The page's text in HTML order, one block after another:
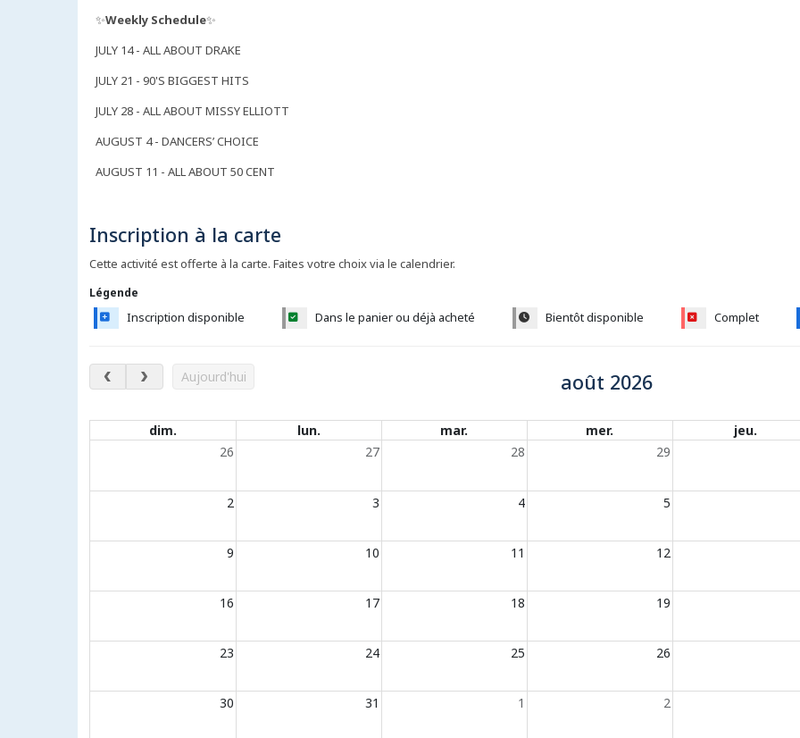
✨Weekly Schedule✨
JULY 14 - ALL ABOUT DRAKE
JULY 21 - 90'S BIGGEST HITS
JULY 28 - ALL ABOUT MISSY ELLIOTT
AUGUST 4 - DANCERS’ CHOICE
AUGUST 11 - ALL ABOUT 50 CENT
Inscription à la carte
Cette activité est offerte à la carte. Faites votre choix via le calendrier.
Légende
Inscription disponible Dans le panier ou déjà acheté Bientôt disponible Complet
août 2026
Aujourd'hui août 2026
Évènements du calendrier
dim. lun. mar. mer. jeu.
26
27 28 29
2 3 4 5
9 10 11 12
16 17 18 19
23 24 25 26
30 31 1 2